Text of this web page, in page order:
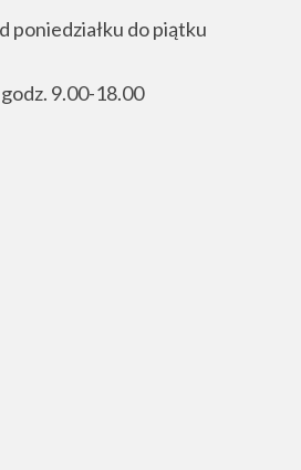
poniedziałku do piątku
9.00-18.00